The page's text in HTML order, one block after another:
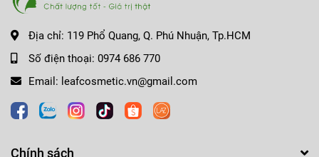
Địa chỉ: 119 Phổ Quang, Q. Phú Nhuận, Tp.HCM
Số điện thoại: 0974 686 770
Email: leafcosmetic.vn@gmail.com
Chính sách